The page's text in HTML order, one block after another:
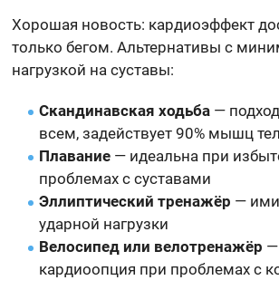
Хорошая новость: кардиоэффект
только бегом. Альтернативы с
нагрузкой на суставы:
Скандинавская ходьба —
всем, задействует 90% мышц
Плавание — идеальна при
проблемах с суставами
Эллиптический тренажёр —
ударной нагрузки
Велосипед или велотренажёр —
кардиоопция при проблемах с